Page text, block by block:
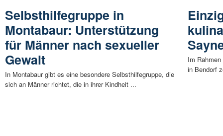
Selbsthilfegruppe in
Montabaur: Unterstützung
für Männer nach sexueller
Gewalt
In Montabaur gibt es eine besondere Selbsthilfegruppe, die
sich an Männer richtet, die in ihrer Kindheit ...
Im
in Bendorf